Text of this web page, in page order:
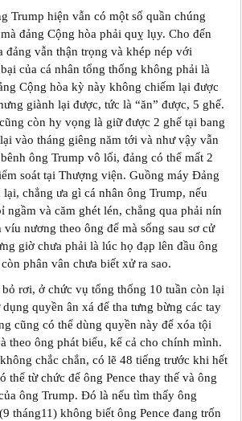
Trump hiện vẫn có một số quần chúng
đảng Cộng hòa phải quỵ lụy. Cho đến
đảng vẫn thận trọng và khép nép với
của cá nhân tổng thống không phải là
Cộng hòa kỳ này không chiếm lại được
giành lại được, tức là “ăn” được, 5 ghế.
còn hy vọng là giữ được 2 ghế tại bang
vào tháng giêng năm tới và như vậy vẫn
ông Trump vô lối, đảng có thể mất 2
soát tại Thượng viện. Guồng máy Đảng
chẳng ưa gì cá nhân ông Trump, nếu
và căm ghét lén, chẳng qua phải nín
víu nương theo ông để mà sống sau sơ cử
giờ chưa phải là lúc họ đạp lên đầu ông
phân vân chưa biết xử ra sao.
rơi, ở chức vụ tổng thống 10 tuần còn lại
quyền ân xá để tha tưng bừng các tay
cũng có thể dùng quyền này để xóa tội
theo ông phát biểu, kể cả cho chính mình.
chắc chắn, có lẽ 48 tiếng trước khi hết
thể từ chức để ông Pence thay thế và ông
ông Trump. Đó là nếu tìm thấy ông
tháng11) không biết ông Pence đang trốn